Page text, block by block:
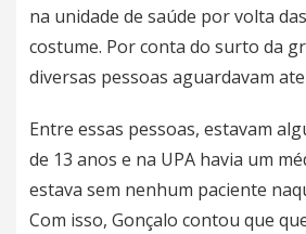
na unidade de saúde por volta
costume. Por conta do surto da
diversas pessoas aguardavam
Entre essas pessoas, estavam
de 13 anos e na UPA havia um
estava sem nenhum paciente
Com isso, Gonçalo contou que